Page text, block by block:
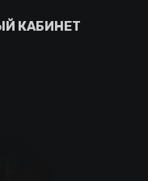
КАБИНЕТ